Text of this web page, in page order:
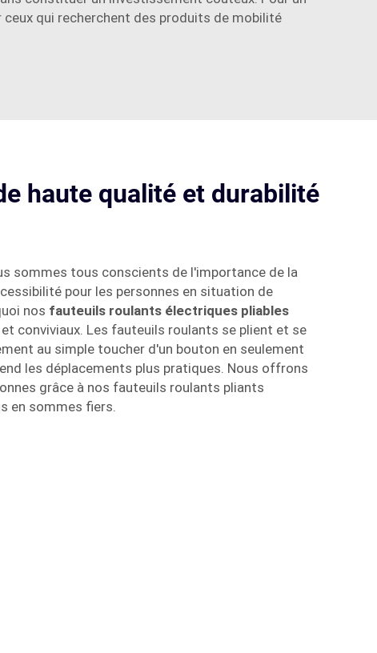
qui recherchent des produits de mobilité
haute qualité et durabilité
sommes tous conscients de l'importance de la
pour les personnes en situation de
nos fauteuils roulants électriques pliables
conviviaux. Les fauteuils roulants se plient et se
au simple toucher d'un bouton en seulement
les déplacements plus pratiques. Nous offrons
grâce à nos fauteuils roulants pliants
en sommes fiers.